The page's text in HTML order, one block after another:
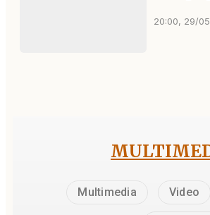
20:00, 29/
Multimedia Video